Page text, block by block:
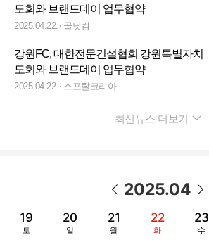
도회와 브랜드데이 업무협약
2025.04.22. 골닷컴
강원FC, 대한전문건설협회 강원특별자치
도회와 브랜드데이 업무협약
2025.04.22. 스포탈코리아
최신뉴스 더보기
2025.04
19
토
20
일
21
월
22
화
23
수